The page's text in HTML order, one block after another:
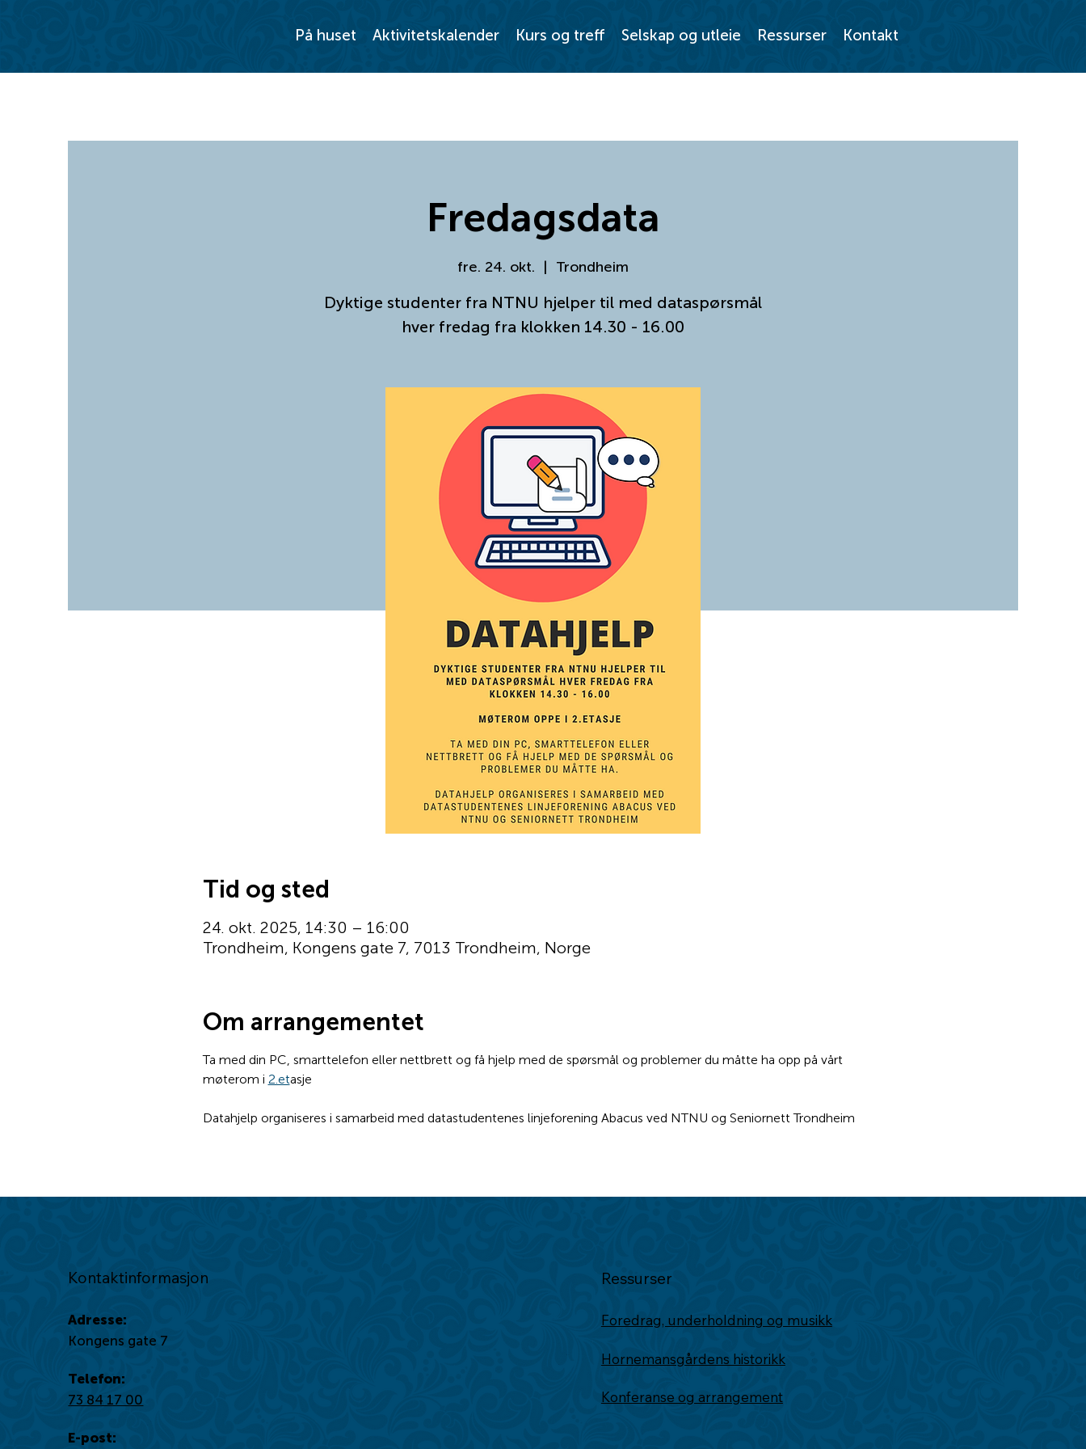
På huset Aktivitetskalender Kurs og treff Selskap og utleie Ressurser Kontakt
Fredagsdata
fre. 24. okt.
  |
Trondheim
Dyktige studenter fra NTNU hjelper til med dataspørsmål
hver fredag fra klokken 14.30 - 16.00
Tid og sted
24. okt. 2025, 14:30 – 16:00
Trondheim, Kongens gate 7, 7013 Trondheim, Norge
Om arrangementet
Ta med din PC, smarttelefon eller nettbrett og få hjelp med de spørsmål og problemer du måtte ha opp på vårt
møterom i 2.etasje
Datahjelp organiseres i samarbeid med datastudentenes linjeforening Abacus ved NTNU og Seniornett Trondheim
Kontaktinformasjon
Adresse:
Kongens gate 7
Telefon:
73 84 17 00
E-post:
Ressurser
Foredrag, underholdning og musikk
Hornemansgårdens historikk
Konferanse og arrangement